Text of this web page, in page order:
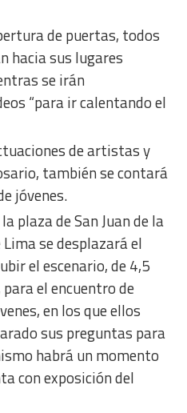
de puertas, todos
hacia sus lugares
se irán
“para ir calentando el
de artistas y
también se contará
jóvenes.
plaza de San Juan de la
se desplazará el
el escenario, de 4,5
el encuentro de
en los que ellos
sus preguntas para
habrá un momento
con exposición del